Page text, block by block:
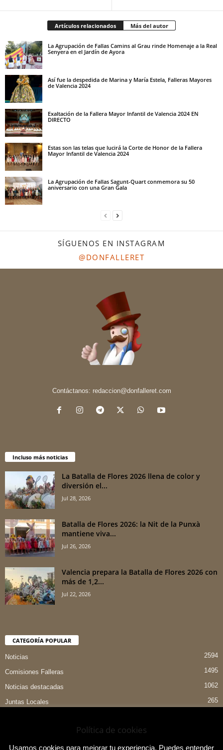
Artículos relacionados Más del autor
La Agrupación de Fallas Camins al Grau rinde Homenaje a la Real
Senyera en el Jardín de Ayora
Así fue la despedida de Marina y María Estela, Falleras Mayores
de Valencia 2024
Exaltación de la Fallera Mayor Infantil de Valencia 2024 EN
DIRECTO
Estas son las telas que lucirá la Corte de Honor de la Fallera
Mayor Infantil de Valencia 2024
La Agrupación de Fallas Sagunt-Quart conmemora su 50
aniversario con una Gran Gala
SÍGUENOS EN INSTAGRAM
@DONFALLERET
Contáctanos: redaccion@donfalleret.com
Incluso más noticias
La Batalla de Flores 2026 llena de color y
diversión el...
Jul 28, 2026
Batalla de Flores 2026: la Nit de la Punxà
mantiene viva...
Jul 26, 2026
Valencia prepara la Batalla de Flores 2026 con
más de 1,2...
Jul 22, 2026
CATEGORÍA POPULAR
Noticias 2594
Comisiones Falleras 1495
Noticias destacadas 1062
Juntas Locales 265
Indumentaria Valenciana 84
Política de cookies
Usamos cookies para mejorar tu experiencia. Puedes entender